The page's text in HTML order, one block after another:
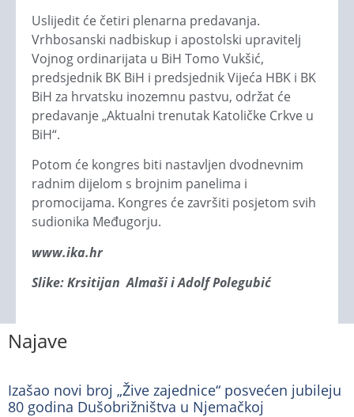
Uslijedit će četiri plenarna predavanja.
Vrhbosanski nadbiskup i apostolski upravitelj
Vojnog ordinarijata u BiH Tomo Vukšić,
predsjednik BK BiH i predsjednik Vijeća HBK i BK
BiH za hrvatsku inozemnu pastvu, održat će
predavanje „Aktualni trenutak Katoličke Crkve u
BiH“.
Potom će kongres biti nastavljen dvodnevnim
radnim dijelom s brojnim panelima i
promocijama. Kongres će završiti posjetom svih
sudionika Međugorju.
www.ika.hr
Slike: Krsitijan Almaši i Adolf Polegubić
Najave
Izašao novi broj „Žive zajednice“ posvećen jubileju
80 godina Dušobrižništva u Njemačkoj